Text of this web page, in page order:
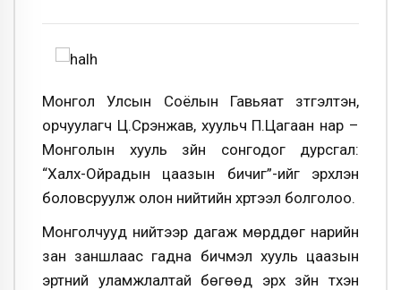
Монгол Улсын Соёлын Гавьяат зүтгэлтэн,
орчуулагч Ц.Сүрэнжав, хуульч П.Цагаан нар –
Монголын хууль зүйн сонгодог дурсгал:
“Халх-Ойрадын цаазын бичиг”-ийг эрхлэн
боловсруулж олон нийтийн хүртээл болголоо.
Монголчууд нийтээр дагаж мөрддөг нарийн
зан заншлаас гадна бичмэл хууль цаазын
эртний уламжлалтай бөгөөд эрх зүйн түүхэн